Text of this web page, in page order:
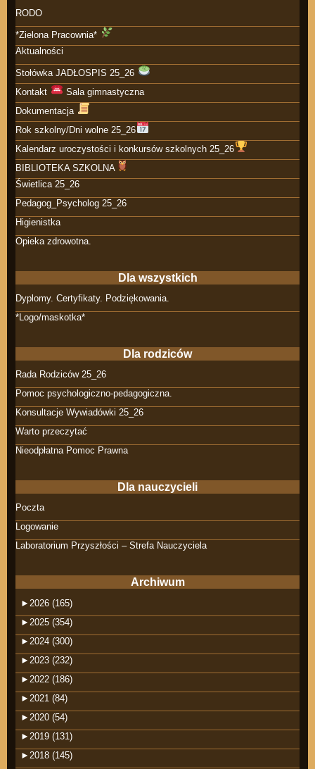
RODO
*Zielona Pracownia*
Aktualności
Stołówka JADŁOSPIS 25_26
Kontakt
Sala gimnastyczna
Dokumentacja
Rok szkolny/Dni wolne 25_26
Kalendarz uroczystości i konkursów szkolnych 25_26
BIBLIOTEKA SZKOLNA
Świetlica 25_26
Pedagog_Psycholog 25_26
Higienistka
Opieka zdrowotna.
Dla wszystkich
Dyplomy. Certyfikaty. Podziękowania.
*Logo/maskotka*
Dla rodziców
Rada Rodziców 25_26
Pomoc psychologiczno-pedagogiczna.
Konsultacje Wywiadówki 25_26
Warto przeczytać
Nieodpłatna Pomoc Prawna
Dla nauczycieli
Poczta
Logowanie
Laboratorium Przyszłości – Strefa Nauczyciela
Archiwum
► 2026 (165)
► 2025 (354)
► 2024 (300)
► 2023 (232)
► 2022 (186)
► 2021 (84)
► 2020 (54)
► 2019 (131)
► 2018 (145)